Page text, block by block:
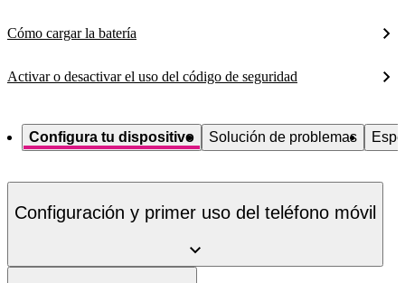
Cómo cargar la batería
Activar o desactivar el uso del código de seguridad
Configura tu dispositivo Solución de problemas
Configuración y primer uso del teléfono móvil